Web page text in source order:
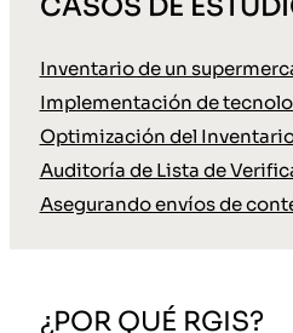
CASOS DE
Inventario de un
Implementación de
Optimización del
Auditoría de Lista de
Asegurando envíos de
¿POR QUÉ RGIS?